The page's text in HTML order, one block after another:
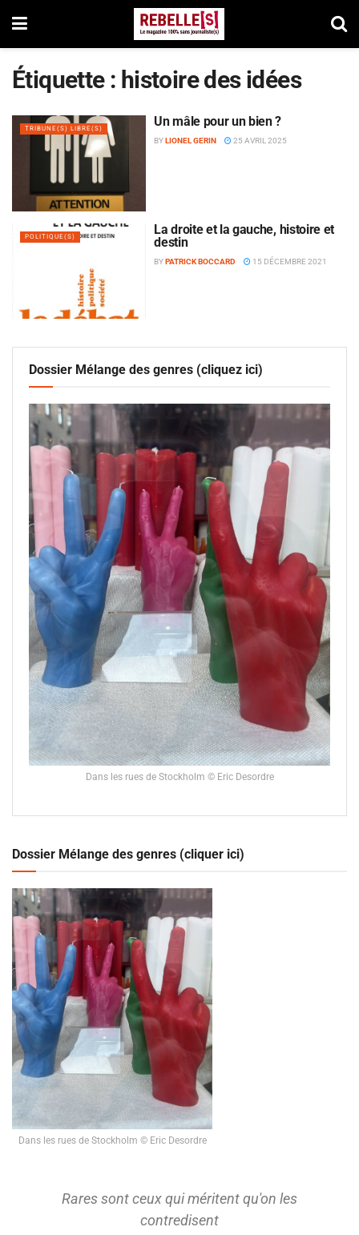
Étiquette : histoire des idées
TRIBUNE(S) LIBRE(S) Un mâle pour un bien ?
BYLIONEL GERIN 25 AVRIL 2025
POLITIQUE(S)
La droite et la gauche, histoire et
destin
BYPATRICK BOCCARD 15 DÉCEMBRE 2021
Dossier Mélange des genres (cliquez ici)
Dans les rues de Stockholm © Eric Desordre
Dossier Mélange des genres (cliquer ici)
Dans les rues de Stockholm © Eric Desordre
Rares sont ceux qui méritent qu'on les
contredisent